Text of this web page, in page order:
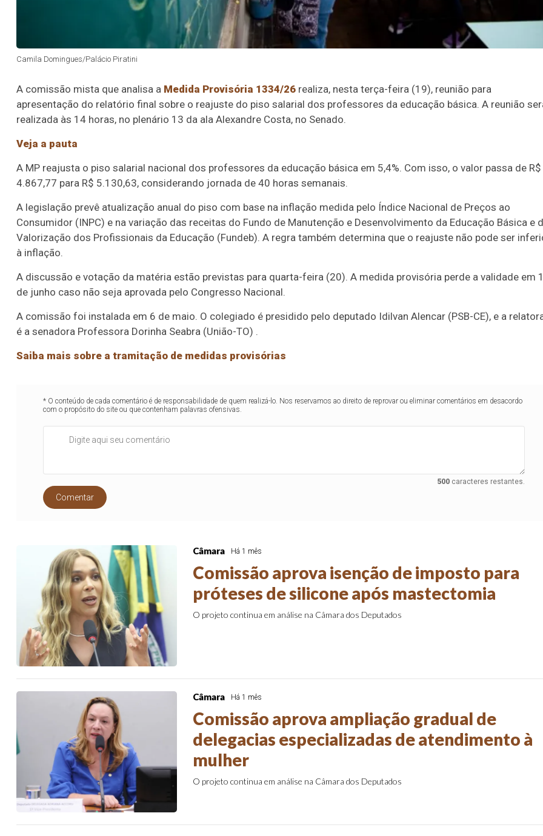
Camila Domingues/Palácio Piratini
A comissão mista que analisa a Medida Provisória 1334/26 realiza, nesta terça-feira (19), reunião para
apresentação do relatório final sobre o reajuste do piso salarial dos professores da educação básica. A reunião
realizada às 14 horas, no plenário 13 da ala Alexandre Costa, no Senado.
Veja a pauta
A MP reajusta o piso salarial nacional dos professores da educação básica em 5,4%. Com isso, o valor passa de R$
4.867,77 para R$ 5.130,63, considerando jornada de 40 horas semanais.
A legislação prevê atualização anual do piso com base na inflação medida pelo Índice Nacional de Preços ao
Consumidor (INPC) e na variação das receitas do Fundo de Manutenção e Desenvolvimento da Educação Básica e
Valorização dos Profissionais da Educação (Fundeb). A regra também determina que o reajuste não pode ser
à inflação.
A discussão e votação da matéria estão previstas para quarta-feira (20). A medida provisória perde a validade em
de junho caso não seja aprovada pelo Congresso Nacional.
A comissão foi instalada em 6 de maio. O colegiado é presidido pelo deputado Idilvan Alencar (PSB-CE), e a
é a senadora Professora Dorinha Seabra (União-TO) .
Saiba mais sobre a tramitação de medidas provisórias
* O conteúdo de cada comentário é de responsabilidade de quem realizá-lo. Nos reservamos ao direito de reprovar ou eliminar comentários em desacordo
com o propósito do site ou que contenham palavras ofensivas.
500caracteres restantes.
Comentar
Câmara Há 1 mês
Comissão aprova isenção de imposto para
próteses de silicone após mastectomia
O projeto continua em análise na Câmara dos Deputados
Câmara Há 1 mês
Comissão aprova ampliação gradual de
delegacias especializadas de atendimento à
mulher
O projeto continua em análise na Câmara dos Deputados